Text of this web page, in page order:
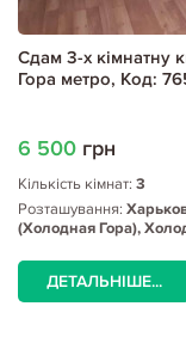
Сдам 3-х кімнатну
Гора метро, Код:
6 500 грн
Кількість кімнат: 3
Розташування:
(Холодная Гора),
ДЕТАЛЬНІШЕ...